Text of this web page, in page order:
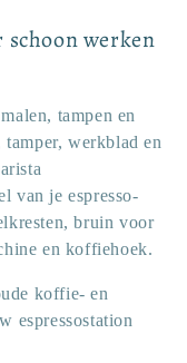
werken
tampen en
werkblad en
van je espresso-
bruin voor
en koffiehoek.
koffie- en
espressostation